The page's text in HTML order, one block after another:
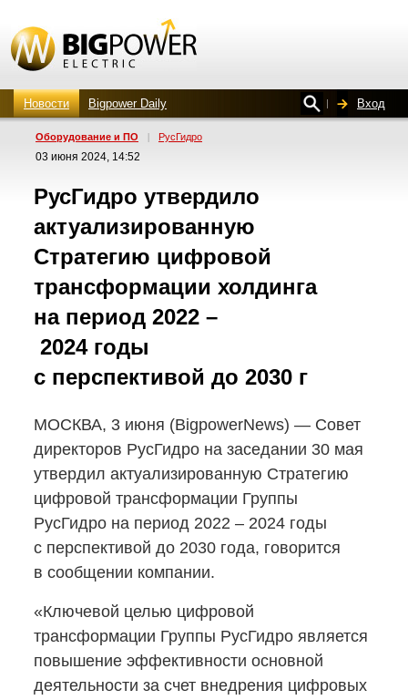
Новости Bigpower Daily Вход
Оборудование и ПО | РусГидро
03 июня 2024, 14:52
РусГидро утвердило
актуализированную
Стратегию цифровой
трансформации холдинга
на период 2022 –
2024 годы
с перспективой до 2030 г
МОСКВА, 3 июня (BigpowerNews) — Совет
директоров РусГидро на заседании 30 мая
утвердил актуализированную Стратегию
цифровой трансформации Группы
РусГидро на период 2022 – 2024 годы
с перспективой до 2030 года, говорится
в сообщении компании.
«Ключевой целью цифровой
трансформации Группы РусГидро является
повышение эффективности основной
деятельности за счет внедрения цифровых